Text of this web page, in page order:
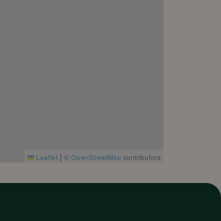
Leaflet | ©OpenStreetMap contributors